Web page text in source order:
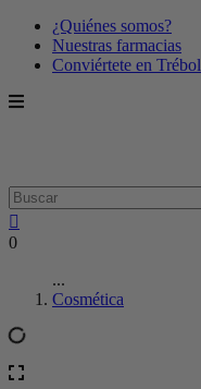
¿Quiénes somos?
Nuestras farmacias
Conviértete en Trébol
0
...
Cosmética